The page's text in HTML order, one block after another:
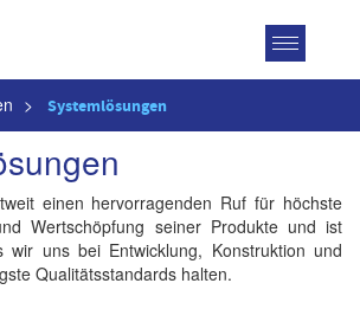
Toggle
> Systemlösungen
einen hervorragenden Ruf für höchste
Wertschöpfung seiner Produkte und ist
wir uns bei Entwicklung, Konstruktion und
Qualitätsstandards halten.